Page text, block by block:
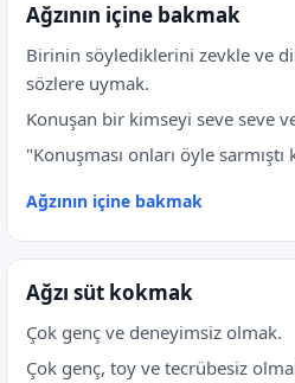
Ağzının içine bakmak
Birinin söylediklerini zevkle ve
sözlere uymak.
Konuşan bir kimseyi seve seve
"Konuşması onları öyle sarmıştı
Ağzının içine bakmak
Ağzı süt kokmak
Çok genç ve deneyimsiz olmak.
Çok genç, toy ve tecrübesiz